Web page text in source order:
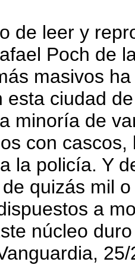
de leer y
Poch de
masivos
esta ciudad
minoría de
con
la policía. Y
quizás mil
a
núcleo